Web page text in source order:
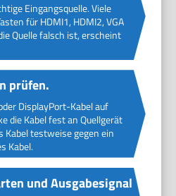
Eingangsquelle. Viele
für HDMI1, HDMI2, VGA
Quelle falsch ist, erscheint
prüfen.
DisplayPort-Kabel auf
die Kabel fest an Quellgerät
Kabel testweise gegen ein
Kabel.
und Ausgabesignal